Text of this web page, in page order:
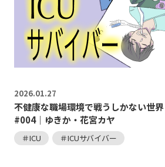
2026.01.27
不健康な職場環境で戦うしかない世界
#004｜ゆきか・花宮カヤ
＃ICU ＃ICUサバイバー